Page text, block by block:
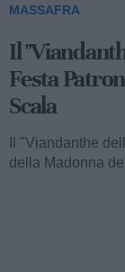
MASSAFRA
Il
Festa
Scala
Il "Viandanthe
della Madonna